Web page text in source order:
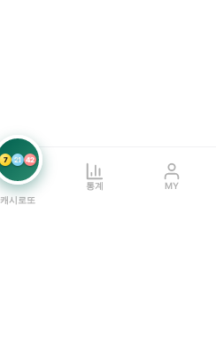
7 21 42
캐시로또
통계 MY